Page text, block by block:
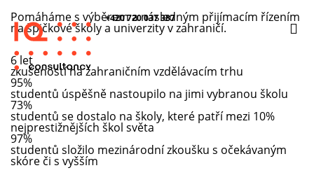
+420 720 037 387
Pomáháme s výběrem a následným přijímacím řízením
na špičkové školy a univerzity v zahraničí.
6 let
zkušeností na zahraničním vzdělávacím trhu
95%
studentů úspěšně nastoupilo na jimi vybranou školu
73%
studentů se dostalo na školy, které patří mezi 10%
nejprestižnějších škol světa
97%
studentů složilo mezinárodní zkoušku s očekávaným
skóre či s vyšším